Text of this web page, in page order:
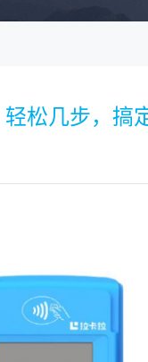
松几步，搞